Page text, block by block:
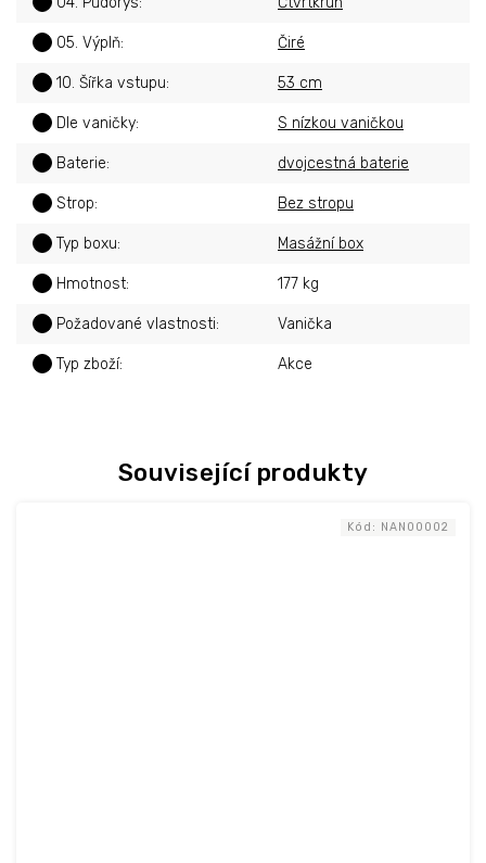
Související produkty
Kód: NAN00002
05. Výplň: Čiré
10. Šířka vstupu: 53 cm
Dle vaničky: S nízkou vaničkou
Baterie: dvojcestná baterie
Strop: Bez stropu
Typ boxu: Masážní box
Hmotnost: 177 kg
Požadované vlastnosti: Vanička
Typ zboží: Akce